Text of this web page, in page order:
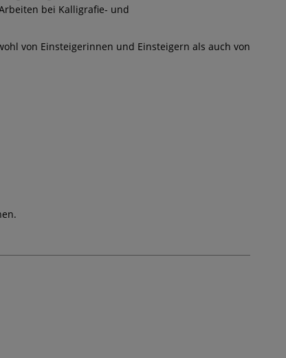
bei Kalligrafie- und
von Einsteigerinnen und Einsteigern als auch von